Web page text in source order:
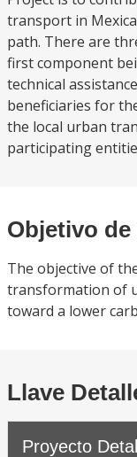
transport in
path. There are
first component
technical
beneficiaries for
the local urban
participating
Objetivo
The objective of
transformation of
toward a lower
Llave
Proyecto